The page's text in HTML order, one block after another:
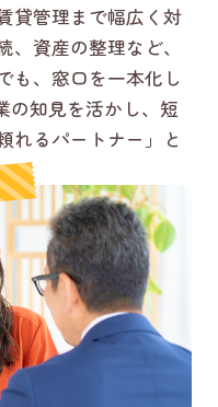
貸管理まで幅広く対
資産の整理など、
も、窓口を一本化し
の知見を活かし、短
れるパートナー」と